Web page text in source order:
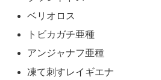
ベリオロス
トビカガチ亜種
アンジャナフ亜種
凍て刺すレイギエナ